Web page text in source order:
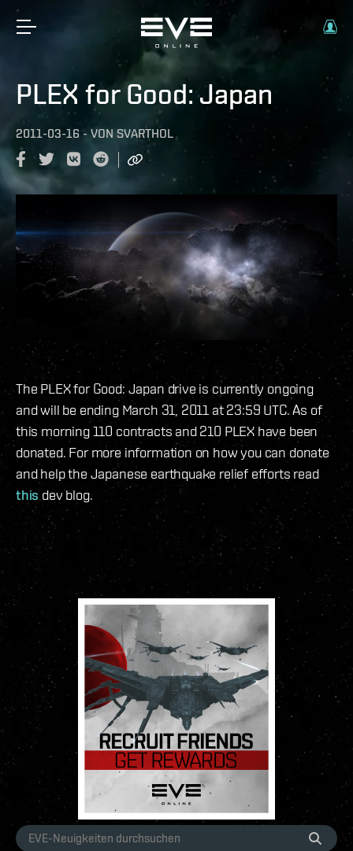
PLEX for Good: Japan
2011-03-16 - VON SVARTHOL
The PLEX for Good: Japan drive is currently ongoing
and will be ending March 31, 2011 at 23:59 UTC. As of
this morning 110 contracts and 210 PLEX have been
donated. For more information on how you can donate
and help the Japanese earthquake relief efforts read
thisdev blog.